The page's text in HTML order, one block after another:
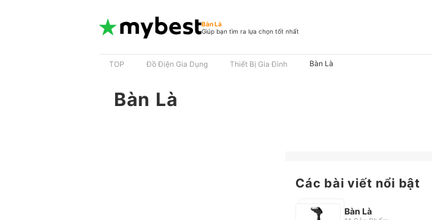
Bàn Là
Giúp bạn tìm ra lựa chọn tốt nhất
TOP Đồ Điện Gia Dụng Thiết Bị Gia Đình Bàn Là
Bàn Là
Các bài viết nổi bật
Bàn Là